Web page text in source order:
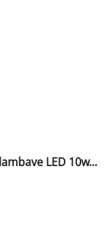
LED 10w...